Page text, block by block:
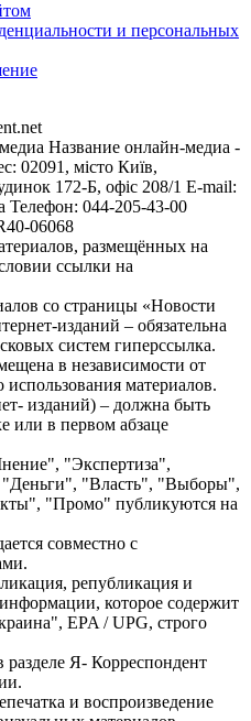
и персональных
Название онлайн-медиа -
02091, місто Київ,
172-Б, офіс 208/1 E-mail:
Телефон: 044-205-43-00
06068
размещённых на
ссылки на
со страницы «Новости
изданий – обязательна
систем гиперссылка.
в независимости от
материалов.
изданий) – должна быть
или в первом абзаце
"Экспертиза",
"Власть", "Выборы",
"Промо" публикуются на
совместно с
републикация и
которое содержит
EPA / UPG, строго
Я- Корреспондент
и воспроизведение